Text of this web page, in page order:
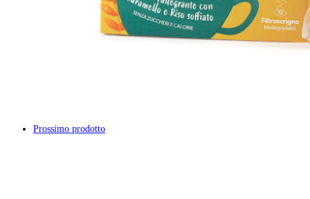
Prossimo prodotto